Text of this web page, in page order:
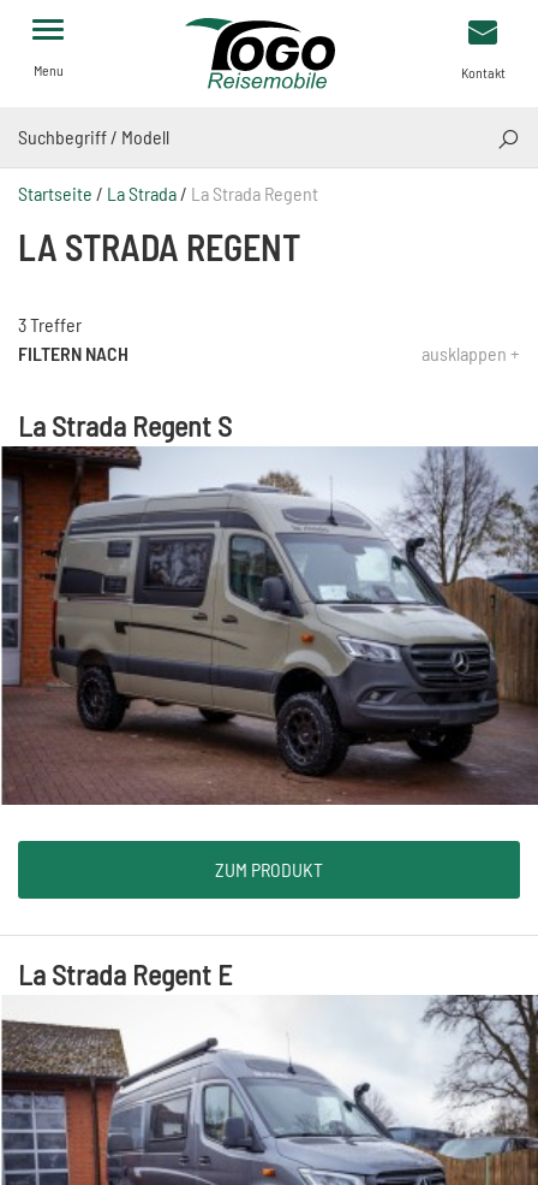
Menu Kontakt
Startseite / La Strada/ La Strada Regent
LA STRADA REGENT
FILTERN NACH ausklappen +
3 Treffer
La Strada Regent S
ZUM PRODUKT
La Strada Regent E